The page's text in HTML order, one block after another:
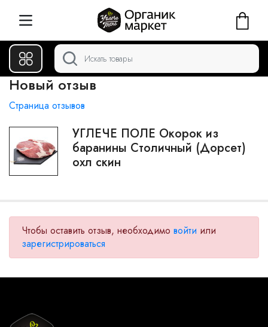
Новый отзыв
Страница отзывов
УГЛЕЧЕ ПОЛЕ Окорок из
баранины Столичный (Дорсет)
охл скин
Чтобы оставить отзыв, необходимо войти или
зарегистрироваться